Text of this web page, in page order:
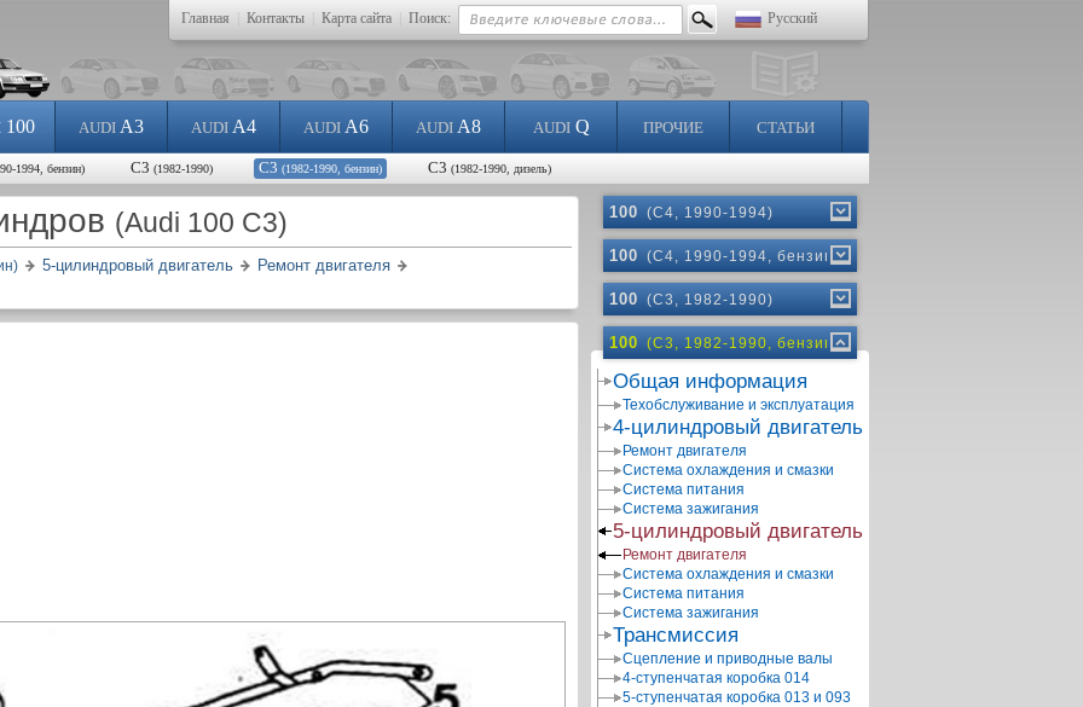
Главная Контакты Карта сайта Поиск: Русский
100 AUDI A3 AUDI A4 AUDI A6 AUDI A8 AUDIQ ПРОЧИЕ СТАТЬИ
1994, бензин) С3 (1982-1990) С3 (1982-1990, бензин) С3 (1982-1990, дизель)
(Audi 100 C3)
5-цилиндровый двигатель Ремонт двигателя
100 (C4, 1990-1994)
100 (C4, 1990-1994, бензин)
100 (C3, 1982-1990)
100 (C3, 1982-1990, бензин)
Общая информация
Техобслуживание и эксплуатация
4-цилиндровый двигатель
Ремонт двигателя
Система охлаждения и смазки
Система питания
Система зажигания
5-цилиндровый двигатель
Ремонт двигателя
Система охлаждения и смазки
Система питания
Система зажигания
Трансмиссия
Сцепление и приводные валы
4-ступенчатая коробка 014
5-ступенчатая коробка 013 и 093